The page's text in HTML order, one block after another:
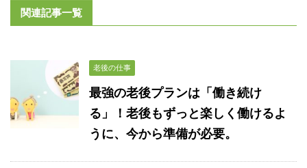
関連記事一覧
老後の仕事
最強の老後プランは「働き続け
る」！老後もずっと楽しく働けるよ
うに、今から準備が必要。